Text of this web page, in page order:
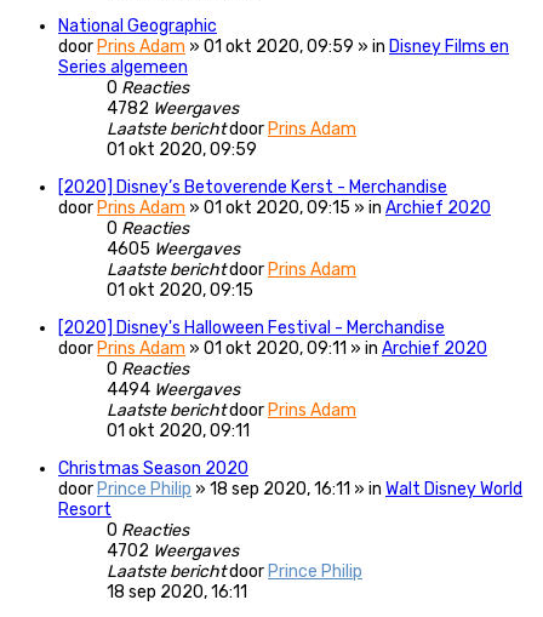
National Geographic
door Prins Adam » 01 okt 2020, 09:59 » in Disney Films en
Series algemeen
0 Reacties
4782 Weergaves
Laatste berichtdoor Prins Adam
01 okt 2020, 09:59
[2020] Disney’s Betoverende Kerst - Merchandise
door Prins Adam » 01 okt 2020, 09:15 » in Archief 2020
0 Reacties
4605 Weergaves
Laatste berichtdoor Prins Adam
01 okt 2020, 09:15
[2020] Disney's Halloween Festival - Merchandise
door Prins Adam » 01 okt 2020, 09:11 » in Archief 2020
0 Reacties
4494 Weergaves
Laatste berichtdoor Prins Adam
01 okt 2020, 09:11
Christmas Season 2020
door Prince Philip » 18 sep 2020, 16:11 » in Walt Disney World
Resort
0 Reacties
4702 Weergaves
Laatste berichtdoor Prince Philip
18 sep 2020, 16:11